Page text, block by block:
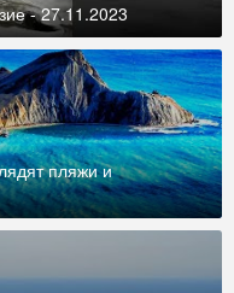
- 27.11.2023
пляжи и